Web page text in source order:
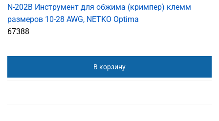
N-202B Инструмент для обжима (кримпер) клемм
размеров 10-28 AWG, NETKO Optima
67388
В корзину